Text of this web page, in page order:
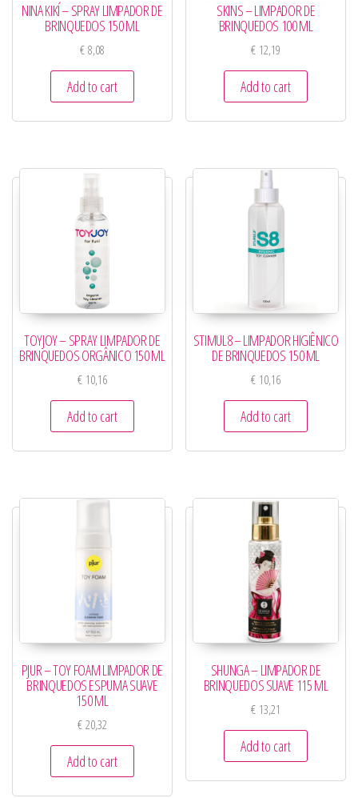
NINA KIKÍ – SPRAY LIMPADOR DE
BRINQUEDOS 150 ML
€8,08
Add to cart
SKINS – LIMPADOR DE
BRINQUEDOS 100 ML
€ 12,19
Add to cart
TOYJOY – SPRAY LIMPADOR DE
BRINQUEDOS ORGÂNICO 150 ML
€10,16
Add to cart
STIMUL8 – LIMPADOR HIGIÊNICO
DE BRINQUEDOS 150 ML
€ 10,16
Add to cart
PJUR – TOY FOAM LIMPADOR DE
BRINQUEDOS ESPUMA SUAVE
150 ML
€20,32
Add to cart
SHUNGA – LIMPADOR DE
BRINQUEDOS SUAVE 115 ML
€ 13,21
Add to cart